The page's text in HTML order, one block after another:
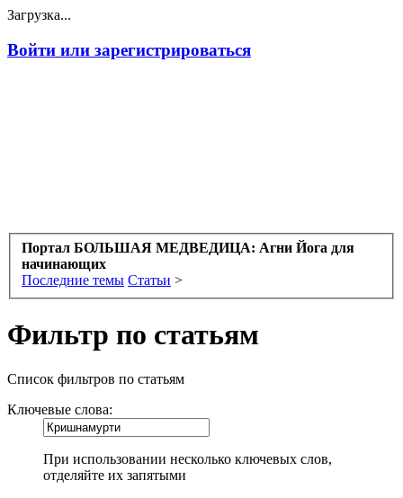
Загрузка...
Войти или зарегистрироваться
Портал БОЛЬШАЯ МЕДВЕДИЦА: Агни Йога для
начинающих
Последние темы Статьи >
Фильтр по статьям
Список фильтров по статьям
Ключевые слова:
При использовании несколько ключевых слов,
отделяйте их запятыми